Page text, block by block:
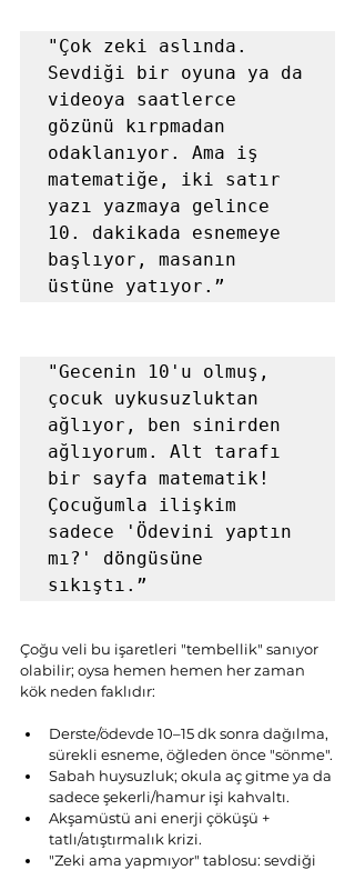
"Çok zeki aslında.
Sevdiği bir oyuna ya da
videoya saatlerce
gözünü kırpmadan
odaklanıyor. Ama iş
matematiğe, iki satır
yazı yazmaya gelince
10. dakikada esnemeye
başlıyor, masanın
üstüne yatıyor.”
"Gecenin 10'u olmuş,
çocuk uykusuzluktan
ağlıyor, ben sinirden
ağlıyorum. Alt tarafı
bir sayfa matematik!
Çocuğumla ilişkim
sadece 'Ödevini yaptın
mı?' döngüsüne
sıkıştı.”
Çoğu veli bu işaretleri "tembellik" sanıyor
olabilir; oysa hemen hemen her zaman
kök neden faklıdır:
Derste/ödevde 10–15 dk sonra dağılma,
sürekli esneme, öğleden önce "sönme".
Sabah huysuzluk; okula aç gitme ya da
sadece şekerli/hamur işi kahvaltı.
Akşamüstü ani enerji çöküşü +
tatlı/atıştırmalık krizi.
"Zeki ama yapmıyor" tablosu: sevdiği